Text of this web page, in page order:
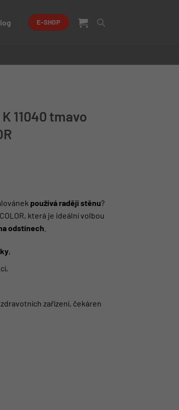
E-SHOP
11040 tmavo
používá raději stěnu?
která je ideální volbou
odstínech
,
zařízení, čekáren